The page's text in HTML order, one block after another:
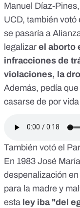
Manuel Díaz-
UCD, también votó
se pasaría a
legalizar el aborto
infracciones de
violaciones, la
Además, pedía
casarse de por
También votó el
En 1983 José
despenalización
para la madre y
esta ley iba "del